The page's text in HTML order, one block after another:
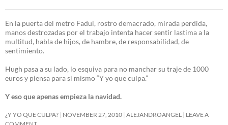
En la puerta del metro Fadul, rostro demacrado, mirada perdida,
manos destrozadas por el trabajo intenta hacer sentir lastima a la
multitud, habla de hijos, de hambre, de responsabilidad, de
sentimiento.
Hugh pasa a su lado, lo esquiva para no manchar su traje de 1000
euros y piensa para si mismo “Y yo que culpa.”
Y eso que apenas empieza la navidad.
¿Y YO QUE CULPA? NOVEMBER 27, 2010 ALEJANDROANGEL
LEAVE A